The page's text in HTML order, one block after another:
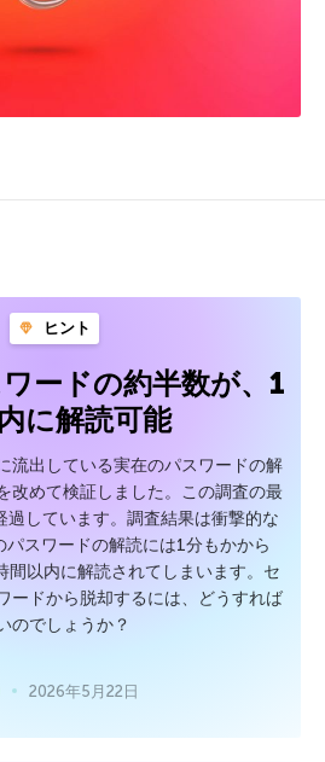
ヒント
ードの約半数が、1
に解読可能
流出している実在のパスワードの解
改めて検証しました。この調査の最
過しています。調査結果は衝撃的な
パスワードの解読には1分もかから
間以内に解読されてしまいます。セ
ードから脱却するには、どうすれば
のでしょうか？
2026年5月22日